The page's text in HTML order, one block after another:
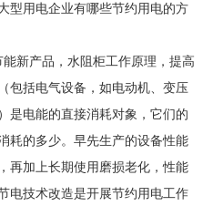
型用电企业有哪些节约用电的方
新产品，水阻柜工作原理，提高
包括电气设备，如电动机、变压
是电能的直接消耗对象，它们的
耗的多少。早先生产的设备性能
再加上长期使用磨损老化，性能
电技术改造是开展节约用电工作